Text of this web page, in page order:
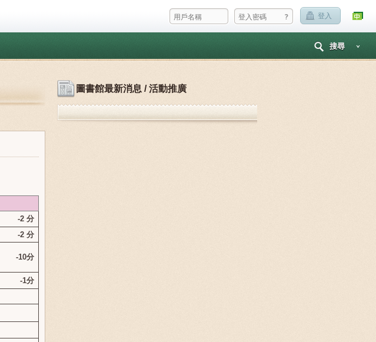
? 登入
搜尋
-2 分
-2 分
-10分
-1分
圖書館最新消息 / 活動推廣